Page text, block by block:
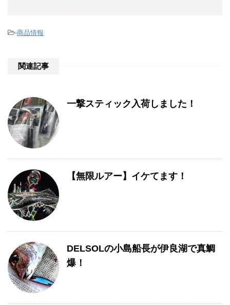
-商品情報
関連記事
一撃スティック入荷しました！
【無限ルアー】イケてます！
DELSOLの小島船長が伊良湖で真鯛
爆！